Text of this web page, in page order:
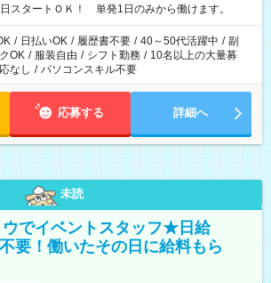
日スタートＯＫ！ 単発1日のみから働けます。
/ 日払いOK / 履歴書不要 / 40～50代活躍中 / 副
OK / 服装自由 / シフト勤務 / 10名以上の大量募
なし / パソコンスキル不要
応募する 詳細へ
未読
でイベントスタッフ★日給
要！働いたその日に給料もら